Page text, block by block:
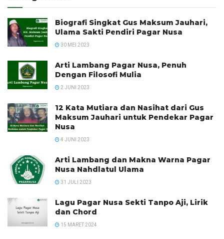
Biografi Singkat Gus Maksum Jauhari,
Ulama Sakti Pendiri Pagar Nusa
30 MEI 2023
Arti Lambang Pagar Nusa, Penuh
Dengan Filosofi Mulia
2 JUNI 2023
12 Kata Mutiara dan Nasihat dari Gus
Maksum Jauhari untuk Pendekar Pagar
Nusa
4 JUNI 2023
Arti Lambang dan Makna Warna Pagar
Nusa Nahdlatul Ulama
31 JULI 2023
Lagu Pagar Nusa Sekti Tanpo Aji, Lirik
dan Chord
15 MARET 2024